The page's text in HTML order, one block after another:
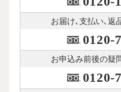
お届け､支払い､ 返
0120-
お申込み前後の疑
0120-